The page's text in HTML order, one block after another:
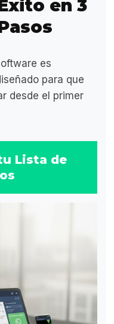
en 3
es
para que
desde el primer
Lista de